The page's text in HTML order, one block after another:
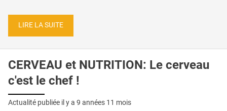
LIRE LA SUITE
CERVEAU et NUTRITION: Le cerveau
c'est le chef !
Actualité publiée il y a 9 années 11 mois